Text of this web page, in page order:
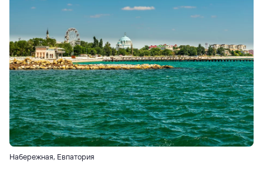
Набережная, Евпатория